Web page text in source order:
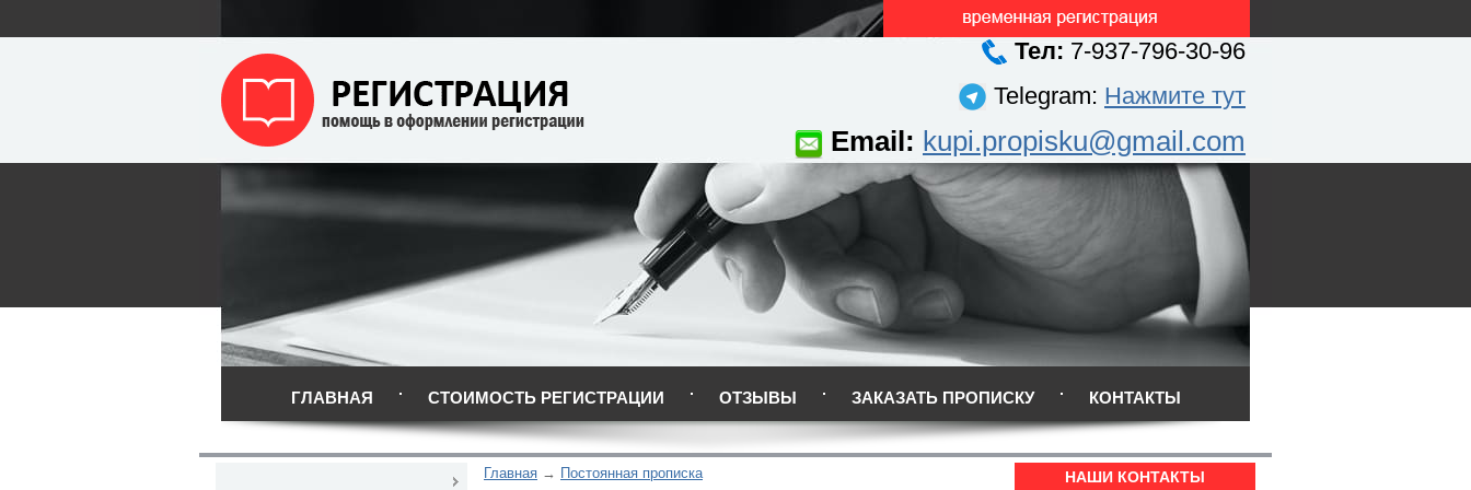
Тел: 7-937-796-30-96
Telegram: Нажмите тут
Email: kupi.propisku@gmail.com
ГЛАВНАЯ СТОИМОСТЬ РЕГИСТРАЦИИ ОТЗЫВЫ ЗАКАЗАТЬ ПРОПИСКУ КОНТАКТЫ
Главная Постоянная прописка НАШИ КОНТАКТЫ